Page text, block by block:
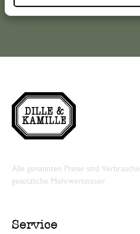
Alle genannten Preise sind
gesetzliche Mehrwertsteuer.
Service